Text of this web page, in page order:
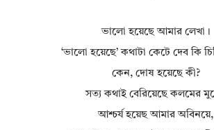
ভালো হয়েছে আমার লেখা।
‘ভালো হয়েছে’ কথাটা কেটে দেব কি
কেন, দোষ হয়েছে কী?
সত্য কথাই বেরিয়েছে কলমের
আশ্চর্য হয়েছ আমার অবিনয়ে,